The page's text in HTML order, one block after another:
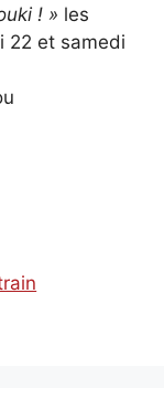
! » les
22 et samedi